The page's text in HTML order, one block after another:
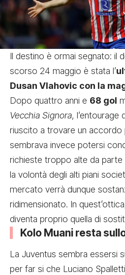
Il destino è ormai segnato: il
scorso 24 maggio è stata l’
Dusan Vlahovic con la
Dopo quattro anni e 68 gol
Vecchia Signora, l’entourage
riuscito a trovare un accordo
sembrava invece potersi
richieste troppo alte da parte
la volontà degli alti piani
mercato verrà dunque
ridimensionato. In
diventa proprio quella di
Kolo Muani resta
La Juventus sembra essersi
per far si che Luciano